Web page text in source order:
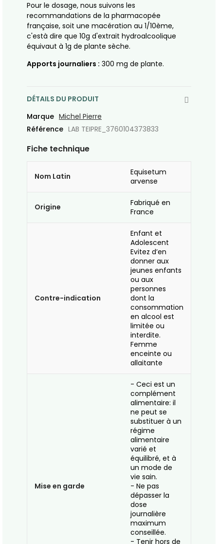
Pour le dosage, nous suivons les
recommandations de la pharmacopée
française, soit une macération au 1/10ème,
c'està dire que 10g d'extrait hydroalcoolique
équivaut à 1g de plante sèche.
Apports journaliers : 300 mg de plante.
DÉTAILS DU PRODUIT
Marque Michel Pierre
Référence LAB TEIPRE_3760104373833
Fiche technique
Nom Latin
Equisetum
arvense
Origine
Fabriqué en
France
Contre-indication
Enfant et
Adolescent
Evitez d’en
donner aux
jeunes enfants
ou aux
personnes
dont la
consommation
en alcool est
limitée ou
interdite.
Femme
enceinte ou
allaitante
Mise en garde
- Ceci est un
complément
alimentaire: il
ne peut se
substituer à un
régime
alimentaire
varié et
équilibré, et à
un mode de
vie sain.
- Ne pas
dépasser la
dose
journalière
maximum
conseillée.
- Tenir hors de